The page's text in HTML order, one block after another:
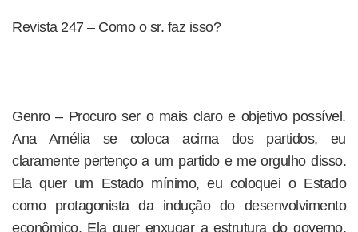
Revista 247 – Como o sr. faz isso?
Genro – Procuro ser o mais claro e objetivo possível.
Ana Amélia se coloca acima dos partidos, eu
claramente pertenço a um partido e me orgulho disso.
Ela quer um Estado mínimo, eu coloquei o Estado
como protagonista da indução do desenvolvimento
econômico. Ela quer enxugar a estrutura do governo,